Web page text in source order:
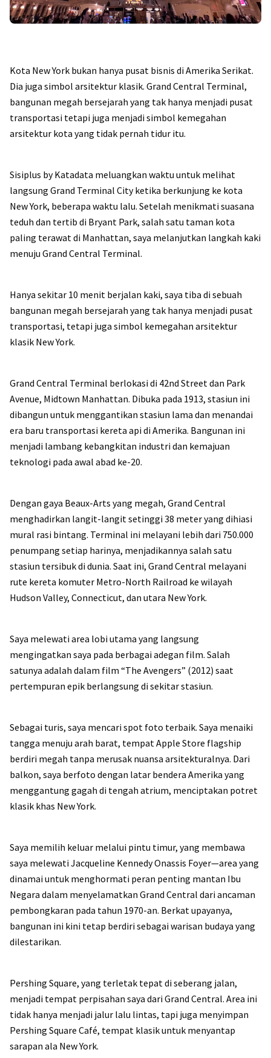
Kota New York bukan hanya pusat bisnis di Amerika Serikat.
Dia juga simbol arsitektur klasik. Grand Central Terminal,
bangunan megah bersejarah yang tak hanya menjadi pusat
transportasi tetapi juga menjadi simbol kemegahan
arsitektur kota yang tidak pernah tidur itu.
Sisiplus by Katadata meluangkan waktu untuk melihat
langsung Grand Terminal City ketika berkunjung ke kota
New York, beberapa waktu lalu. Setelah menikmati suasana
teduh dan tertib di Bryant Park, salah satu taman kota
paling terawat di Manhattan, saya melanjutkan langkah kaki
menuju Grand Central Terminal.
Hanya sekitar 10 menit berjalan kaki, saya tiba di sebuah
bangunan megah bersejarah yang tak hanya menjadi pusat
transportasi, tetapi juga simbol kemegahan arsitektur
klasik New York.
Grand Central Terminal berlokasi di 42nd Street dan Park
Avenue, Midtown Manhattan. Dibuka pada 1913, stasiun ini
dibangun untuk menggantikan stasiun lama dan menandai
era baru transportasi kereta api di Amerika. Bangunan ini
menjadi lambang kebangkitan industri dan kemajuan
teknologi pada awal abad ke-20.
Dengan gaya Beaux-Arts yang megah, Grand Central
menghadirkan langit-langit setinggi 38 meter yang dihiasi
mural rasi bintang. Terminal ini melayani lebih dari 750.000
penumpang setiap harinya, menjadikannya salah satu
stasiun tersibuk di dunia. Saat ini, Grand Central melayani
rute kereta komuter Metro-North Railroad ke wilayah
Hudson Valley, Connecticut, dan utara New York.
Saya melewati area lobi utama yang langsung
mengingatkan saya pada berbagai adegan film. Salah
satunya adalah dalam film “The Avengers” (2012) saat
pertempuran epik berlangsung di sekitar stasiun.
Sebagai turis, saya mencari spot foto terbaik. Saya menaiki
tangga menuju arah barat, tempat Apple Store flagship
berdiri megah tanpa merusak nuansa arsitekturalnya. Dari
balkon, saya berfoto dengan latar bendera Amerika yang
menggantung gagah di tengah atrium, menciptakan potret
klasik khas New York.
Saya memilih keluar melalui pintu timur, yang membawa
saya melewati Jacqueline Kennedy Onassis Foyer—area yang
dinamai untuk menghormati peran penting mantan Ibu
Negara dalam menyelamatkan Grand Central dari ancaman
pembongkaran pada tahun 1970-an. Berkat upayanya,
bangunan ini kini tetap berdiri sebagai warisan budaya yang
dilestarikan.
Pershing Square, yang terletak tepat di seberang jalan,
menjadi tempat perpisahan saya dari Grand Central. Area ini
tidak hanya menjadi jalur lalu lintas, tapi juga menyimpan
Pershing Square Café, tempat klasik untuk menyantap
sarapan ala New York.